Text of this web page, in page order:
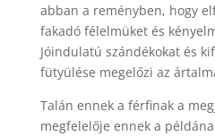
abban a reményben, hogy
fakadó félelmüket és
Jóindulatú szándékokat és
fütyülése megelőzi az
Talán ennek a férfinak a
megfelelője ennek a